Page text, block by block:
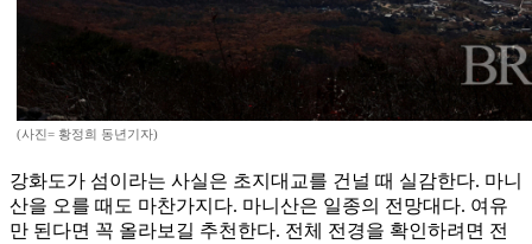
(사진= 황정희 동년기자)
강화도가 섬이라는 사실은 초지대교를 건널 때 실감한다. 마니
산을 오를 때도 마찬가지다. 마니산은 일종의 전망대다. 여유
만 된다면 꼭 올라보길 추천한다. 전체 전경을 확인하려면 전